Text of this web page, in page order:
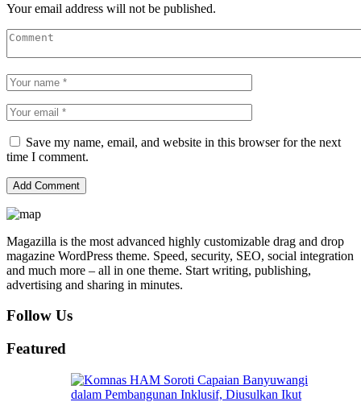
Your email address will not be published.
Save my name, email, and website in this browser for the next
time I comment.
Magazilla is the most advanced highly customizable drag and drop
magazine WordPress theme. Speed, security, SEO, social integration
and much more – all in one theme. Start writing, publishing,
advertising and sharing in minutes.
Follow Us
Featured